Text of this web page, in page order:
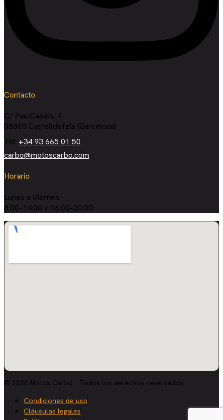
Contacto
C/ Pau Casals, 4
08860 Castelldefels (Barcelona)
Tel: +34 93 665 01 50
carbo@motoscarbo.com
Horario
Lunes a Viernes
8:00–14:00 y 16:00–20:00
© 2026 Motos Carbó · Todos los derechos reservados
Condiciones de uso
Cláusulas legales